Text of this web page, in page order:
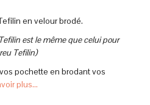
en velour brodé.
est le même que celui pour
Tefilin)
pochette en brodant vos
plus…